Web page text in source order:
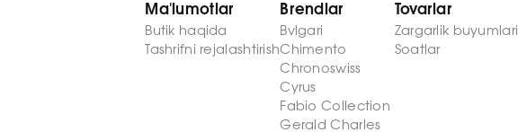
Ma'lumotlar
Butik haqida
Tashrifni rejalashtirish
Brendlar
Bvlgari
Chimento
Chronoswiss
Cyrus
Fabio Collection
Gerald Charles
Tovarlar
Zargarlik buyumlari
Soatlar